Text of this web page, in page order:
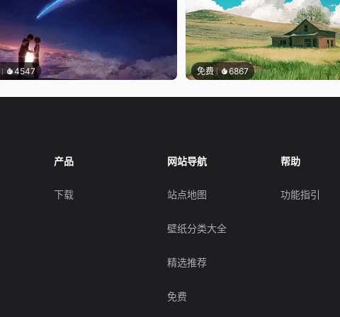
4547 免费 6867
产品
下载
网站导航
站点地图
壁纸分类大全
精选推荐
免费
帮助
功能指引